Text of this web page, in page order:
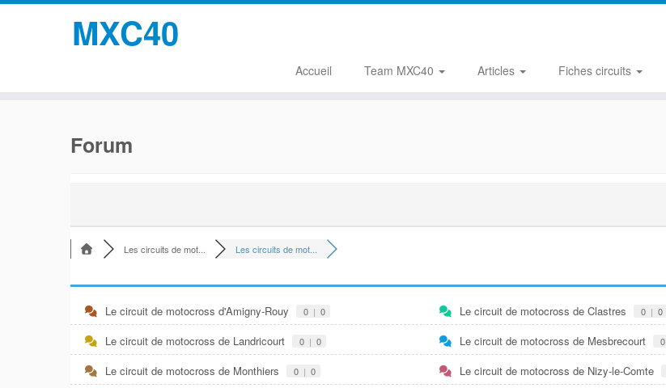
MXC40
Accueil Team MXC40 Articles Fiches circuits
Forum
Les circuits de mot... Les circuits de mot...
Le circuit de motocross d'Amigny-Rouy 0 | 0 Le circuit de motocross de Clastres 0 | 0
Le circuit de motocross de Landricourt 0 | 0 Le circuit de motocross de Mesbrecourt 0
Le circuit de motocross de Monthiers 0 | 0 Le circuit de motocross de Nizy-le-Comte